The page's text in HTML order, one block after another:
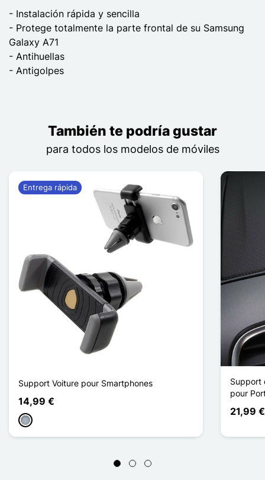
- Instalación rápida y sencilla
- Protege totalmente la parte frontal de su Samsung
Galaxy A71
- Antihuellas
- Antigolpes
También te podría gustar
para todos los modelos de móviles
Support Voiture pour Smartphones
14,99 €
Gris
Entrega rápida
Support
pour
21,99 €